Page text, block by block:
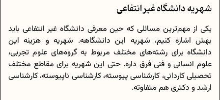
شهریه دانشگاه غیر انتفاعی
یکی از مهم‌ترین مسائلی که حین معرفی دانشگاه غیر انتفاعی باید
بهش اشاره کنیم، شهریه این دانشگاهه. شهریه و هزینه این
دانشگاه برای رشته‌های مختلف مربوط به گروه‌های علوم تجربی،
علوم انسانی و فنی فرق داره. حتی این شهریه برای مقاطع مختلف
تحصیلی کاردانی، کارشناسی پیوسته، کارشناسی ناپیوسته، کارشناسی
ارشد و دکتری هم متفاوته.